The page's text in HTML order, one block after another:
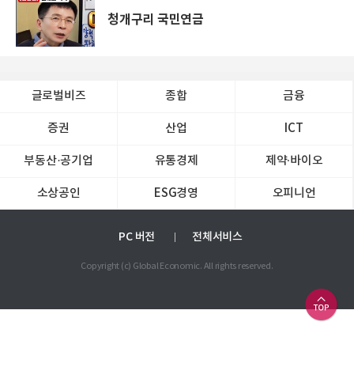
청개구리 국민연금
글로벌비즈 종합 금융
증권 산업 ICT
부동산·공기업 유통경제 제약∙바이오
소상공인 ESG경영 오피니언
PC 버전 전체서비스
Copyright (c) Global Economic. All rights reserved.